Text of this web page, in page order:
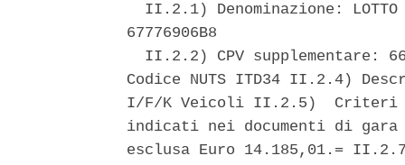
II.2.1) Denominazione:
67776906B8
II.2.2) CPV supplementare:
Codice NUTS ITD34 II.2.4)
I/F/K Veicoli II.2.5)  Criteri
indicati nei documenti di
esclusa Euro 14.185,01.=